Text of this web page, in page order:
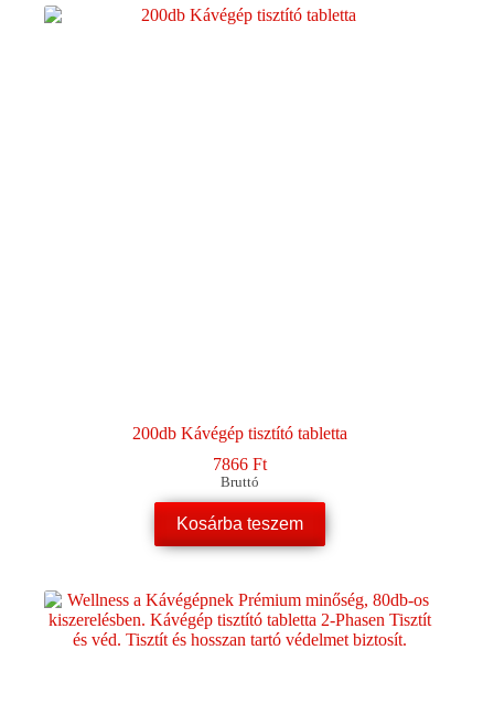
200db Kávégép tisztító tabletta
7866 Ft
Bruttó
Kosárba teszem